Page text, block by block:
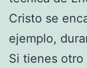
Cristo se
ejemplo,
Si tienes